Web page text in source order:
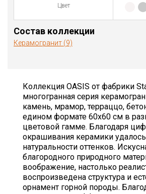
Цвет
Состав коллекции
Керамогранит (9)
Коллекция OASIS от фабрики
многогранная серия
камень, мрамор, терраццо,
едином формате 60х60 см в
цветовой гамме. Благодаря
окрашивания керамики
натуральности оттенков.
благородного природного
воображение, настолько
воспроизведена структура и
орнамент горной породы.